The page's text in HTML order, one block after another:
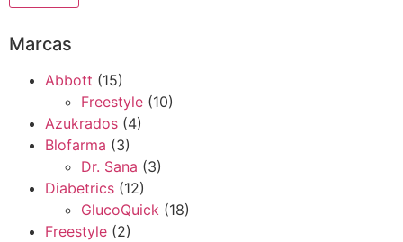
Marcas
Abbott (15)
Freestyle (10)
Azukrados (4)
Blofarma (3)
Dr. Sana (3)
Diabetrics (12)
GlucoQuick (18)
Freestyle (2)